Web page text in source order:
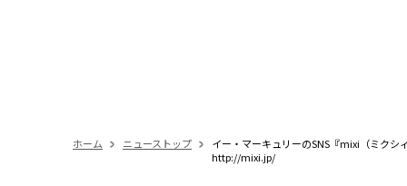
ホーム ニューストップ
イー・マーキュリーのSNS『mixi（ミクシ
http://mixi.jp/